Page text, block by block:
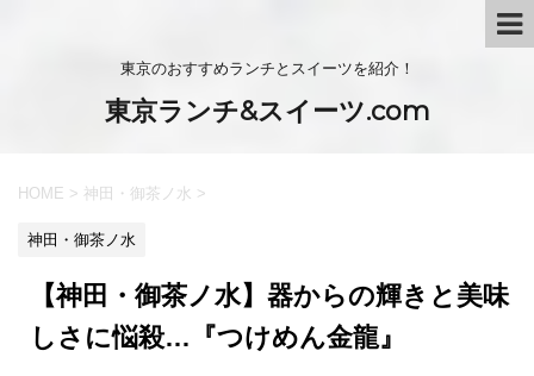
東京のおすすめランチとスイーツを紹介！
東京ランチ&スイーツ.com
HOME > 神田・御茶ノ水 >
神田・御茶ノ水
【神田・御茶ノ水】器からの輝きと美味
しさに悩殺…『つけめん金龍』